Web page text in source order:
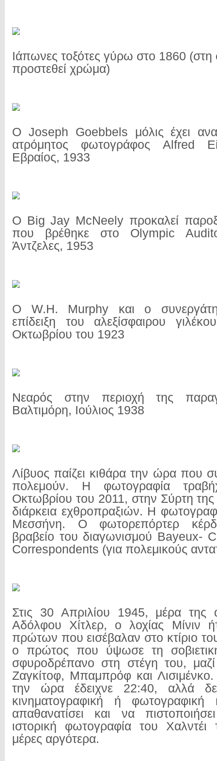
Ιάπωνες τοξότες γύρω στο 1860 (στη
προστεθεί χρώμα)
Ο Joseph Goebbels μόλις έχει
ατρόμητος φωτογράφος Alfred
Εβραίος, 1933
Ο Big Jay McNeely προκαλεί
που βρέθηκε στο Olympic
Άντζελες, 1953
Ο W.H. Murphy και ο
επίδειξη του αλεξίσφαιρου
Οκτωβρίου του 1923
Νεαρός στην περιοχή της
Βαλτιμόρη, Ιούλιος 1938
Λίβυος παίζει κιθάρα την ώρα που
πολεμούν. Η φωτογραφία
Οκτωβρίου του 2011, στην Σύρτη της
διάρκεια εχθροπραξιών. Η
Μεσσήνη. Ο φωτορεπόρτερ
βραβείο του διαγωνισμού Bayeux-
Correspondents (για πολεμικούς
Στις 30 Απριλίου 1945, μέρα της
Αδόλφου Χίτλερ, ο λοχίας Μίνιν
πρώτων που εισέβαλαν στο κτίριο
ο πρώτος που ύψωσε τη
σφυροδρέπανο στη στέγη του,
Ζαγκίτοφ, Μπαμπρόφ και Λισιμένκο.
την ώρα έδειχνε 22:40, αλλά
κινηματογραφική ή
απαθανατίσει και να
ιστορική φωτογραφία του Χαλντέι
μέρες αργότερα.